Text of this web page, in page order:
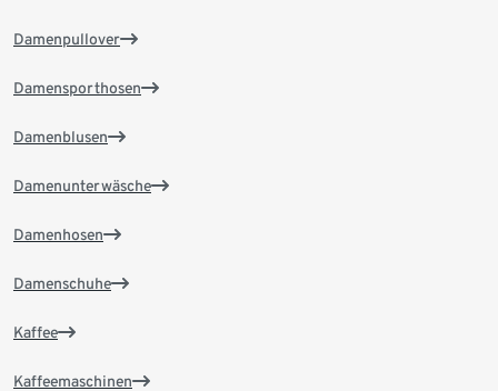
Damenpullover
Damensporthosen
Damenblusen
Damenunterwäsche
Damenhosen
Damenschuhe
Kaffee
Kaffeemaschinen